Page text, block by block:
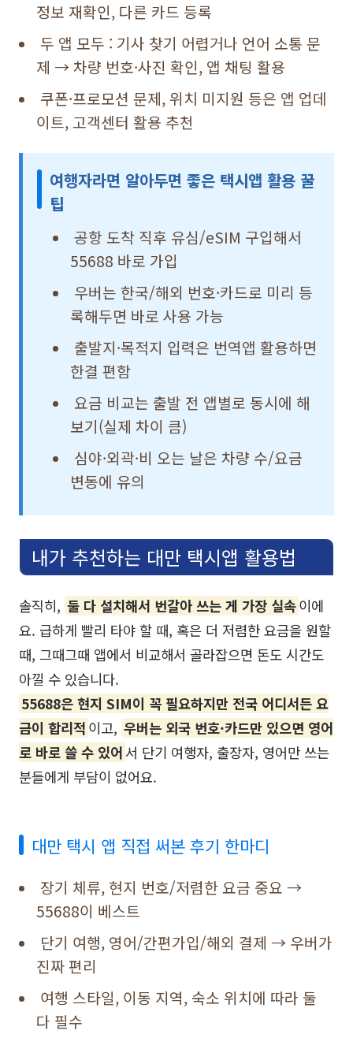
정보 재확인, 다른 카드 등록
두 앱 모두 : 기사 찾기 어렵거나 언어 소통 문
제 → 차량 번호·사진 확인, 앱 채팅 활용
쿠폰·프로모션 문제, 위치 미지원 등은 앱 업데
이트, 고객센터 활용 추천
여행자라면 알아두면 좋은 택시앱 활용 꿀
팁
공항 도착 직후 유심/eSIM 구입해서
55688 바로 가입
우버는 한국/해외 번호·카드로 미리 등
록해두면 바로 사용 가능
출발지·목적지 입력은 번역앱 활용하면
한결 편함
요금 비교는 출발 전 앱별로 동시에 해
보기(실제 차이 큼)
심야·외곽·비 오는 날은 차량 수/요금
변동에 유의
내가 추천하는 대만 택시앱 활용법
솔직히, 둘 다 설치해서 번갈아 쓰는 게 가장 실속이에
요. 급하게 빨리 타야 할 때, 혹은 더 저렴한 요금을 원할
때, 그때그때 앱에서 비교해서 골라잡으면 돈도 시간도
아낄 수 있습니다.
55688은 현지 SIM이 꼭 필요하지만 전국 어디서든 요
금이 합리적 이고, 우버는 외국 번호·카드만 있으면 영어
로 바로 쓸 수 있어 서 단기 여행자, 출장자, 영어만 쓰는
분들에게 부담이 없어요.
대만 택시 앱 직접 써본 후기 한마디
장기 체류, 현지 번호/저렴한 요금 중요 →
55688이 베스트
단기 여행, 영어/간편가입/해외 결제 → 우버가
진짜 편리
여행 스타일, 이동 지역, 숙소 위치에 따라 둘
다 필수